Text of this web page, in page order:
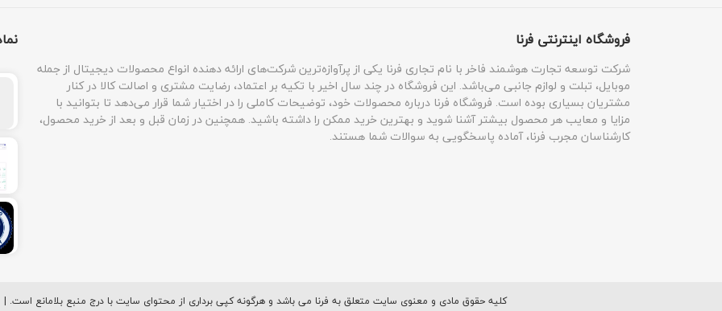
فروشگاه اینترنتی فرنا
شرکت توسعه تجارت هوشمند فاخر با نام تجاری فرنا یکی از پرآوازه‌ترین شرکت‌های ارائه دهنده انواع محصولات دیجیتال از جمله
موبایل، تبلت و لوازم جانبی می‌باشد. این فروشگاه در چند سال اخیر با تکیه بر اعتماد، رضایت مشتری و اصالت کالا در کنار
مشتریان بسیاری بوده است. فروشگاه فرنا درباره محصولات خود، توضیحات کاملی را در اختیار شما قرار می‌دهد تا بتوانید با
مزایا و معایب هر محصول بیشتر آشنا شوید و بهترین خرید ممکن را داشته باشید. همچنین در زمان قبل و بعد از خرید محصول،
کارشناسان مجرب فرنا، آماده پاسخگویی به سوالات شما هستند.
کلیه حقوق مادی و معنوی سایت متعلق به فرنا می باشد و هرگونه کپی برداری از محتوای سایت با درج منبع بلامانع